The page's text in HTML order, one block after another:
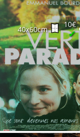
40x60cm
10€
✔